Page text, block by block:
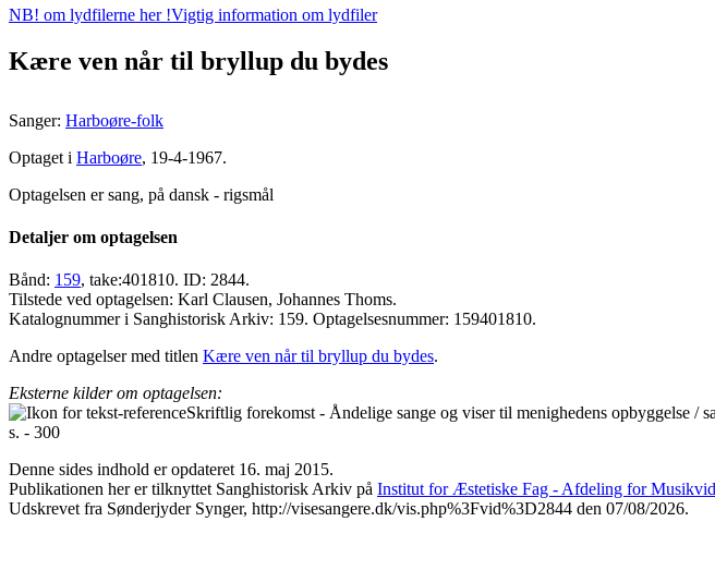
NB! om lydfilerne her !Vigtig information om lydfiler
Kære ven når til bryllup du bydes
Sanger: Harboøre-folk
Optaget i Harboøre, 19-4-1967.
Optagelsen er sang, på dansk - rigsmål
Detaljer om optagelsen
Bånd: 159, take:401810. ID: 2844.
Tilstede ved optagelsen: Karl Clausen, Johannes Thoms.
Katalognummer i Sanghistorisk Arkiv: 159. Optagelsesnummer: 159401810.
Andre optagelser med titlen Kære ven når til bryllup du bydes.
Eksterne kilder om optagelsen:
Skriftlig forekomst - Åndelige sange og viser til menighedens opbyggelse
s. - 300
Denne sides indhold er opdateret 16. maj 2015.
Publikationen her er tilknyttet Sanghistorisk Arkiv på Institut for Æstetiske Fag - Afdeling for
Udskrevet fra Sønderjyder Synger, http://visesangere.dk/vis.php%3Fvid%3D2844 den 07/08/2026.